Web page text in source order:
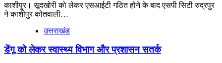
काशीपुर। सूदखोरी को लेकर एसआईटी गठित होने के बाद एसपी सिटी रुद्रपुर
ने काशीपुर कोतवाली…
उत्तराखंड
डेंगू को लेकर स्वास्थ्य विभाग और प्रशासन सतर्क